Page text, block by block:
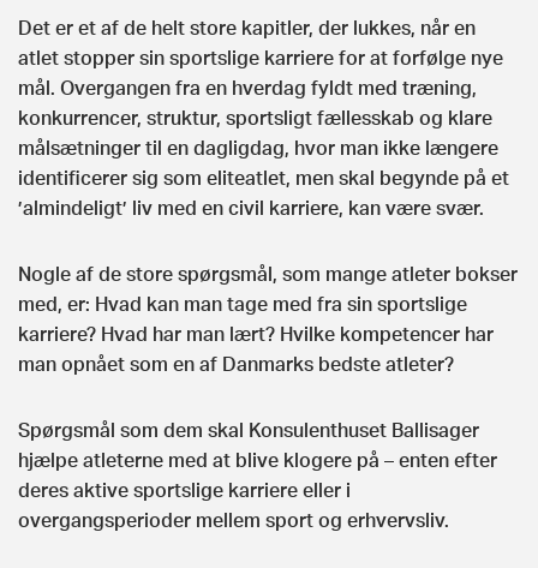
Det er et af de helt store kapitler, der lukkes, når en
atlet stopper sin sportslige karriere for at forfølge nye
mål. Overgangen fra en hverdag fyldt med træning,
konkurrencer, struktur, sportsligt fællesskab og klare
målsætninger til en dagligdag, hvor man ikke længere
identificerer sig som eliteatlet, men skal begynde på et
’almindeligt’ liv med en civil karriere, kan være svær.
Nogle af de store spørgsmål, som mange atleter bokser
med, er: Hvad kan man tage med fra sin sportslige
karriere? Hvad har man lært? Hvilke kompetencer har
man opnået som en af Danmarks bedste atleter?
Spørgsmål som dem skal Konsulenthuset Ballisager
hjælpe atleterne med at blive klogere på – enten efter
deres aktive sportslige karriere eller i
overgangsperioder mellem sport og erhvervsliv.